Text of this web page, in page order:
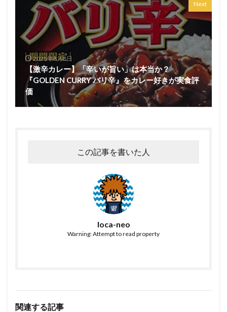
Next
2025年8月8日
【激辛カレー】「辛いが旨い」は本当か？
『GOLDEN CURRY バリ辛』をカレー好きが実食評
価
この記事を書いた人
loca-neo
Warning: Attempt to read property
関連する記事